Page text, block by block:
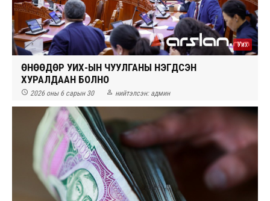
Уих
ӨНӨӨДӨР УИХ-ЫН ЧУУЛГАНЫ НЭГДСЭН
ХУРАЛДААН БОЛНО
 2026 оны 6 сарын 30  нийтэлсэн: админ